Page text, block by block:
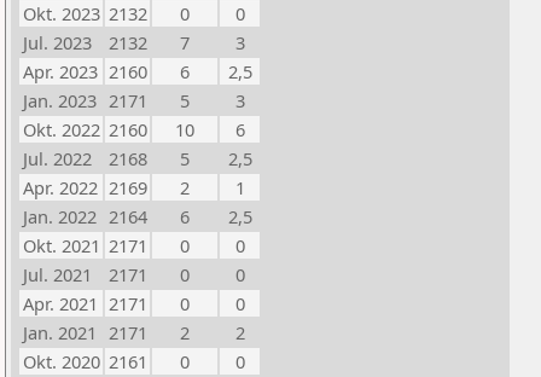
Okt. 2023 2132 0
0
Jul. 2023
2132 7
3
Apr. 2023 2160 6
2,5
Jan. 2023 2171 5
3
Okt. 2022 2160 10
6
Jul. 2022
2168 5
2,5
Apr. 2022 2169 2
1
Jan. 2022 2164 6
2,5
Okt. 2021 2171 0
0
Jul. 2021
2171 0
0
Apr. 2021 2171 0
0
Jan. 2021 2171 2
2
Okt. 2020 2161 0
0